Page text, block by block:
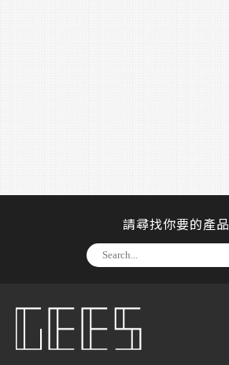
請尋找你要的產品